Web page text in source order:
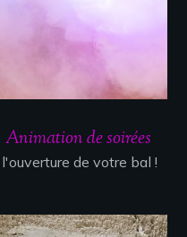
Animation de soirées
de votre bal !